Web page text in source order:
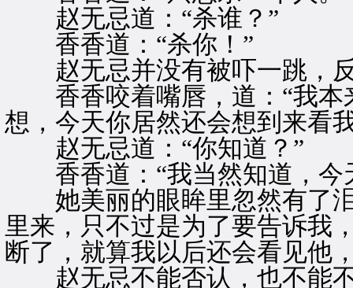
赵无忌道：“杀谁？”
香香道：“杀你！”
赵无忌并没有被吓一跳，反
香香咬着嘴唇，道：“我本
想，今天你居然还会想到来看
赵无忌道：“你知道？”
香香道：“我当然知道，今
她美丽的眼眸里忽然有了泪
里来，只不过是为了要告诉我
断了，就算我以后还会看见他
赵无忌不能否认，也不能不